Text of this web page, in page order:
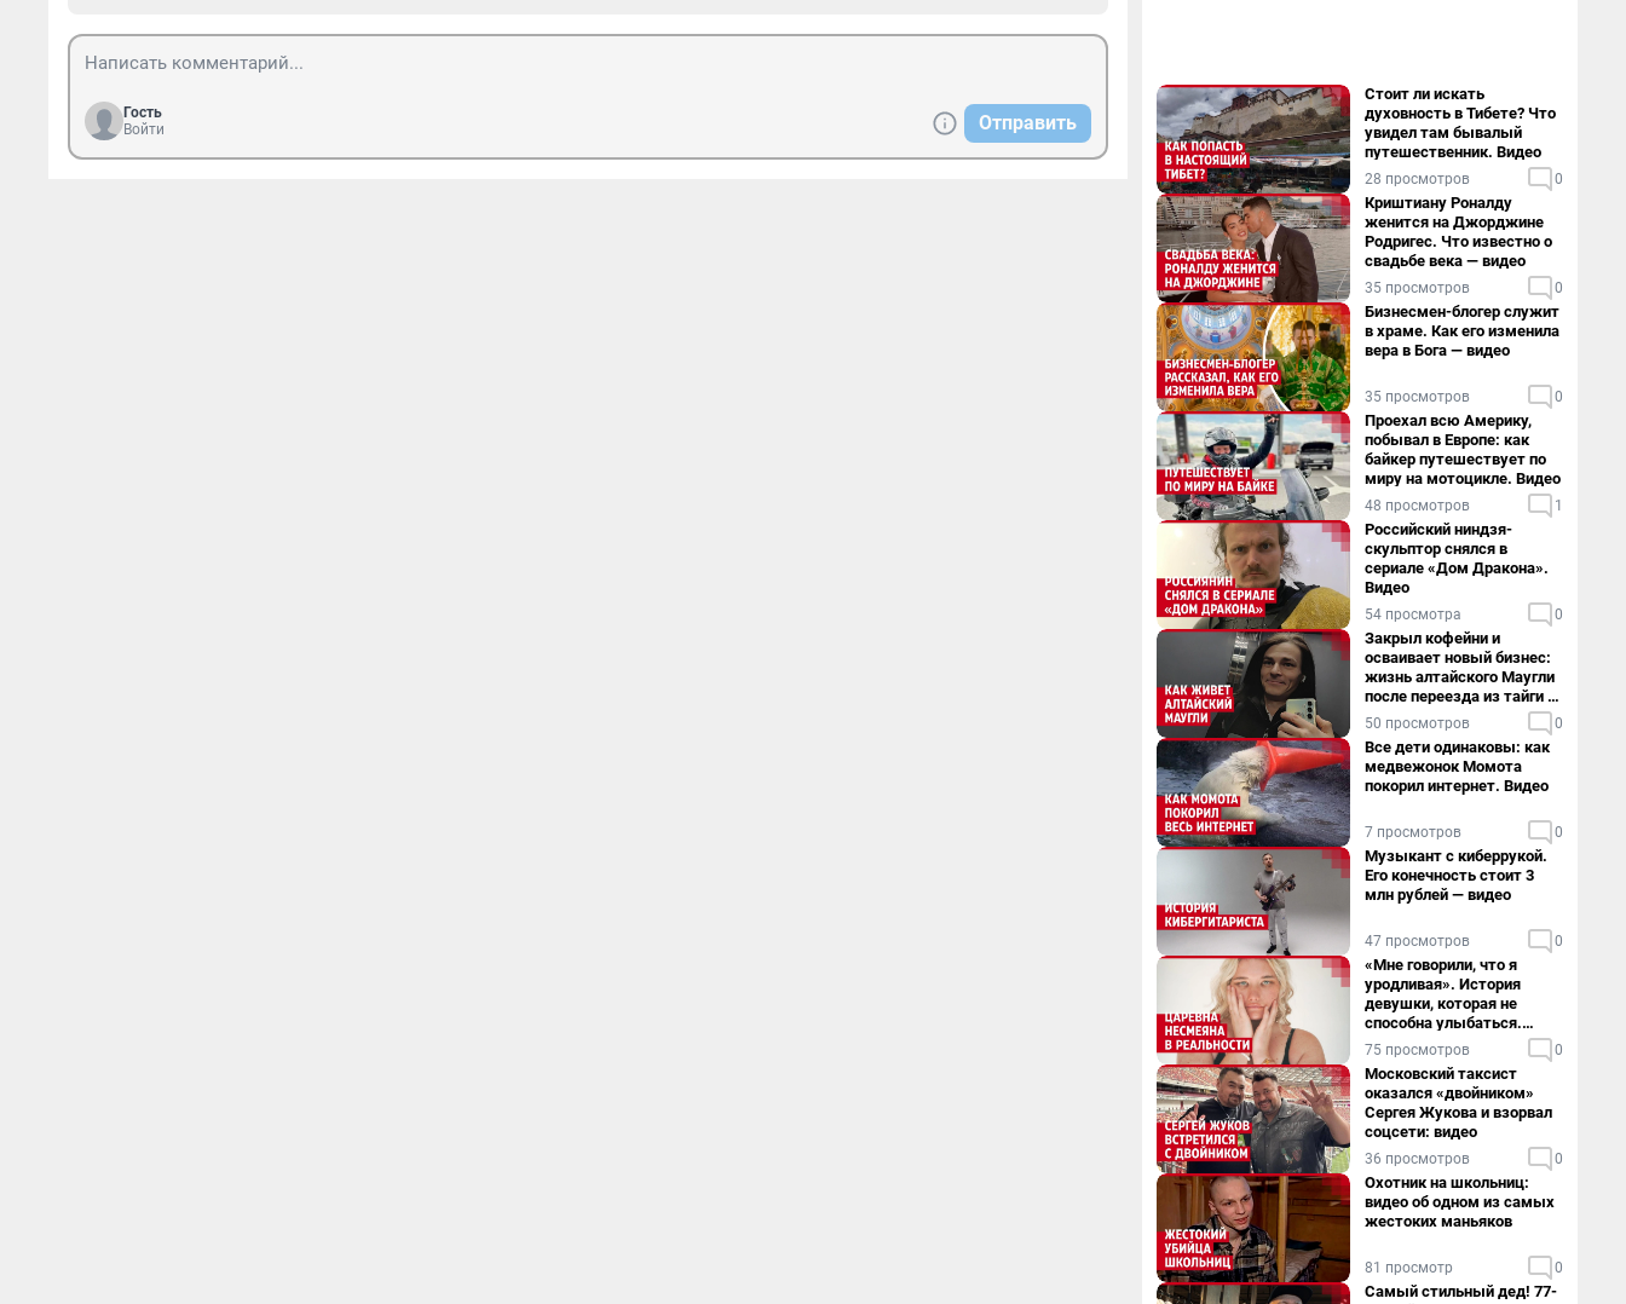
Гость
Войти
Отправить
Стоит ли искать
духовность в Тибете? Что
увидел там бывалый
путешественник. Видео
28 просмотров 0
Криштиану Роналду
женится на Джорджине
Родригес. Что известно о
свадьбе века — видео
35 просмотров 0
Бизнесмен-блогер служит
в храме. Как его изменила
вера в Бога — видео
35 просмотров 0
Проехал всю Америку,
побывал в Европе: как
байкер путешествует по
миру на мотоцикле. Видео
48 просмотров 1
Российский ниндзя-
скульптор снялся в
сериале «Дом Дракона».
Видео
54 просмотра 0
Закрыл кофейни и
осваивает новый бизнес:
жизнь алтайского Маугли
после переезда из тайги в
столицу
50 просмотров 0
Все дети одинаковы: как
медвежонок Момота
покорил интернет. Видео
7 просмотров 0
Музыкант с киберрукой.
Его конечность стоит 3
млн рублей — видео
47 просмотров 0
«Мне говорили, что я
уродливая». История
девушки, которая не
способна улыбаться.
Видео
75 просмотров 0
Московский таксист
оказался «двойником»
Сергея Жукова и взорвал
соцсети: видео
36 просмотров 0
Охотник на школьниц:
видео об одном из самых
жестоких маньяков
81 просмотр 0
Самый стильный дед! 77-